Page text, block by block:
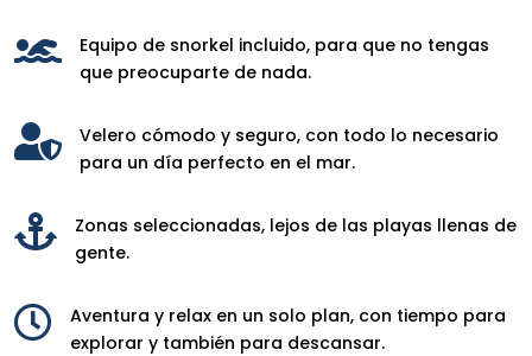

Equipo de snorkel incluido, para que no tengas
que preocuparte de nada.

Velero cómodo y seguro, con todo lo necesario
para un día perfecto en el mar.

Zonas seleccionadas, lejos de las playas llenas de
gente.

Aventura y relax en un solo plan, con tiempo para
explorar y también para descansar.